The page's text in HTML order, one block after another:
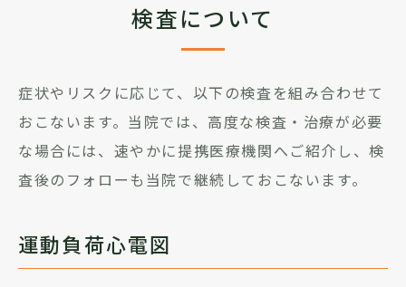
検査について
症状やリスクに応じて、以下の検査を組み合わせて
おこないます。当院では、高度な検査・治療が必要
な場合には、速やかに提携医療機関へご紹介し、検
査後のフォローも当院で継続しておこないます。
運動負荷心電図